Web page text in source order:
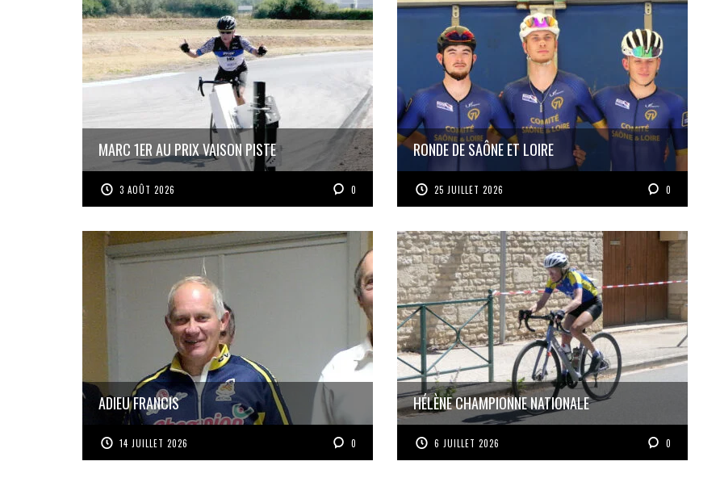
MARC 1ER AU PRIX VAISON PISTE
3 AOÛT 2026 0
RONDE DE SAÔNE ET LOIRE
25 JUILLET 2026 0
ADIEU FRANCIS
14 JUILLET 2026 0
HÉLÈNE CHAMPIONNE NATIONALE
6 JUILLET 2026 0